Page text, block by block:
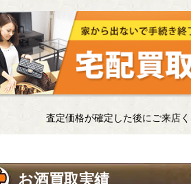
査定価格が確定した後にご来店
お酒買取実績